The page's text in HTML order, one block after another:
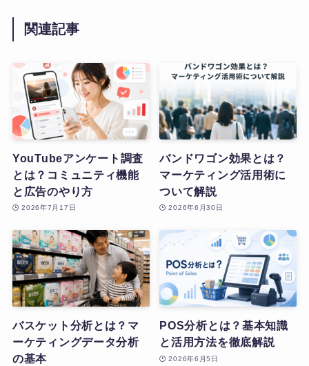
関連記事
YouTubeアンケート調査
とは？コミュニティ機能
と広告のやり方
2026年7月17日
バンドワゴン効果とは？
マーケティング活用術に
ついて解説
2026年6月30日
バスケット分析とは？マ
ーケティングデータ分析
の基本
POS分析とは？基本知識
と活用方法を徹底解説
2026年6月5日